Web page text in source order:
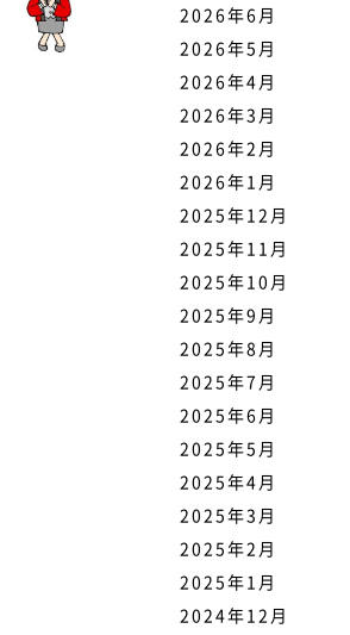
2026年6月
2026年5月
2026年4月
2026年3月
2026年2月
2026年1月
2025年12月
2025年11月
2025年10月
2025年9月
2025年8月
2025年7月
2025年6月
2025年5月
2025年4月
2025年3月
2025年2月
2025年1月
2024年12月